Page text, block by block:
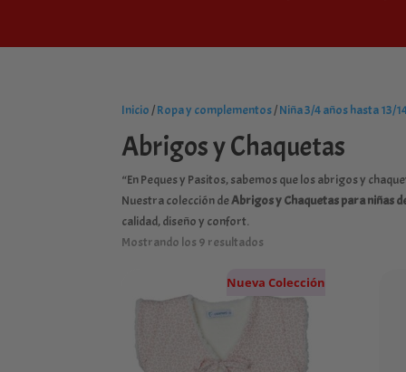
Inicio /Ropa y complementos/Niña 3/4 años hasta 13/
Abrigos y Chaquetas
“En Peques y Pasitos, sabemos que los abrigos y
Nuestra colección deAbrigos y Chaquetas para niñas
calidad, diseño y confort.
Mostrando los 9 resultados
Nueva Colección